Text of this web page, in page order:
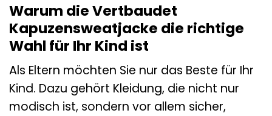
Warum die Vertbaudet
Kapuzensweatjacke die richtige
Wahl für Ihr Kind ist
Als Eltern möchten Sie nur das Beste für Ihr
Kind. Dazu gehört Kleidung, die nicht nur
modisch ist, sondern vor allem sicher,